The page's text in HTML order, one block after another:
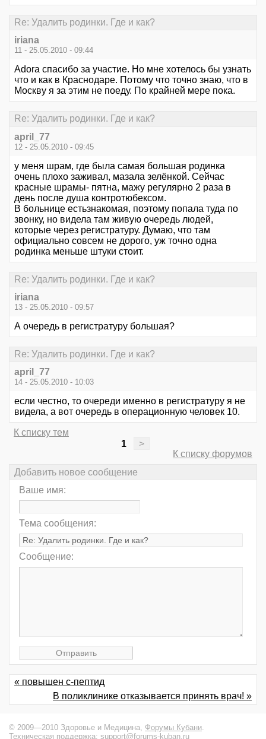
Re: Удалить родинки. Где и как?
iriana
11 - 25.05.2010 - 09:44
Adora спасибо за участие. Но мне хотелось бы узнать
что и как в Краснодаре. Потому что точно знаю, что в
Москву я за этим не поеду. По крайней мере пока.
Re: Удалить родинки. Где и как?
april_77
12 - 25.05.2010 - 09:45
у меня шрам, где была самая большая родинка
очень плохо заживал, мазала зелёнкой. Сейчас
красные шрамы- пятна, мажу регулярно 2 раза в
день после душа контротюбексом.
В больнице естьзнакомая, поэтому попала туда по
звонку, но видела там живую очередь людей,
которые через регистратуру. Думаю, что там
официально совсем не дорого, уж точно одна
родинка меньше штуки стоит.
Re: Удалить родинки. Где и как?
iriana
13 - 25.05.2010 - 09:57
А очередь в регистратуру большая?
Re: Удалить родинки. Где и как?
april_77
14 - 25.05.2010 - 10:03
если честно, то очереди именно в регистратуру я не
видела, а вот очередь в операционную человек 10.
К списку тем
1
>
К списку форумов
Добавить новое сообщение
Ваше имя:
Тема сообщения:
Сообщение:
« повышен с-пептид
В поликлинике отказывается принять врач! »
© 2009—2010 Здоровье и Медицина, Форумы Кубани
Техническая поддержка: support@forums-kuban.ru